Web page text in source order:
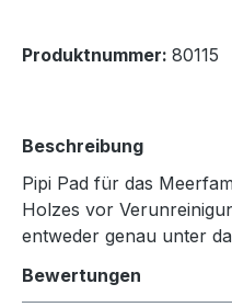
Produktnummer: 80115
Beschreibung
Pipi Pad für das
Holzes vor
entweder genau unter
Bewertungen